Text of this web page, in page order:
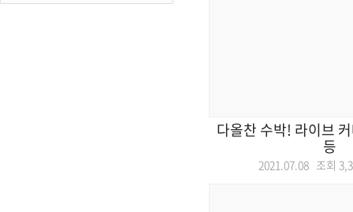
다올찬 수박! 라이브
등
2021.07.08 조회